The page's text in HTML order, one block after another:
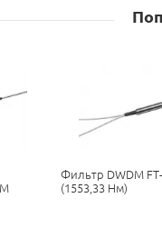
Фильтр DWDM
(1553,33 Нм)